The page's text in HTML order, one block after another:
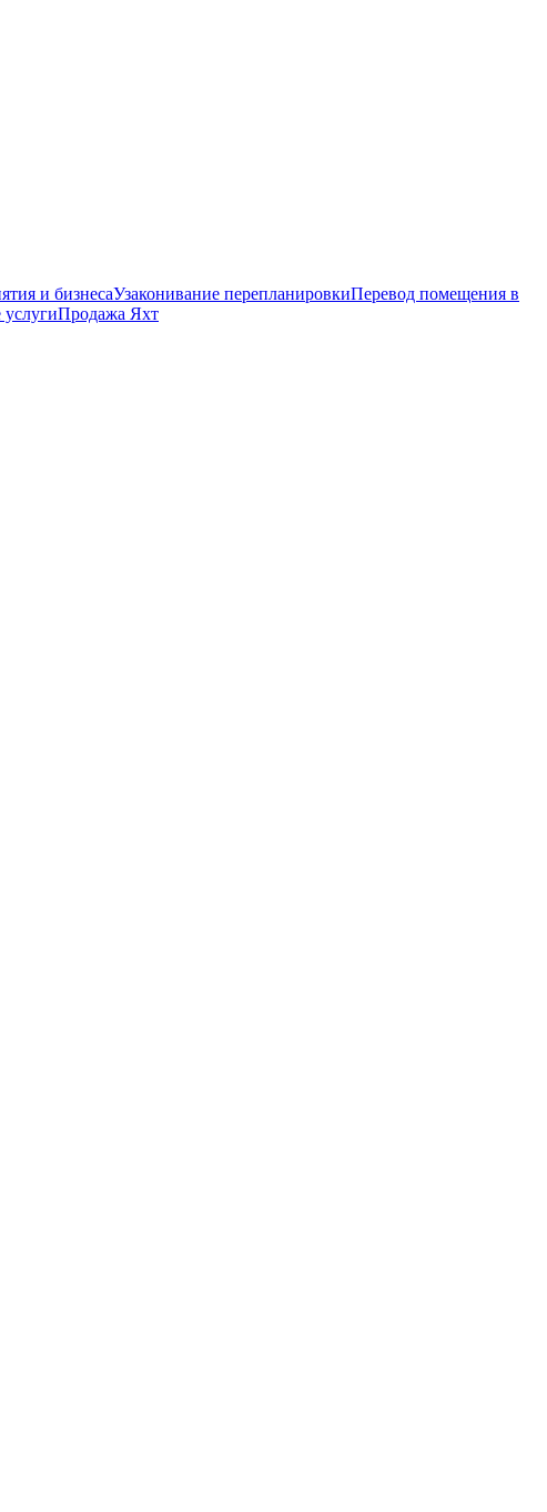
и бизнесаУзаконивание перепланировкиПеревод помещения в
Продажа Яхт